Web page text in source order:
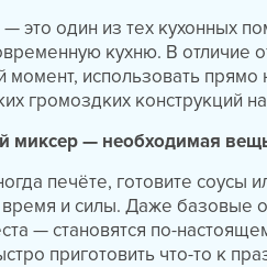
это один из тех кухонных
кухню. В отличие
использовать прямо
громоздких конструкций
миксер — необходимая
печёте, готовите соусы
время и силы. Даже базовые
— становятся по-
приготовить что-то к